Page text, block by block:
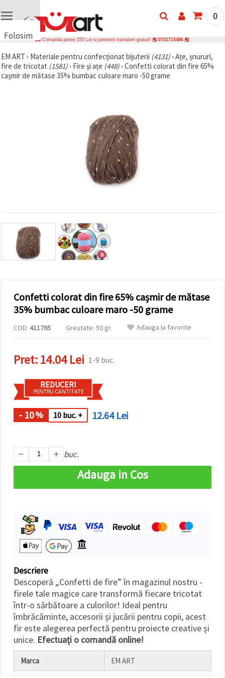
Folosim
uri
🍪 Folosim
cookie-uri
afișa
conținut și
reclame
relevante,
analiză și
acord să
utilizați
toate
urile făcând
clic pe
toate!" Sau
să vă
indicați
selectând
făcând clic
pe butonul
"Salvați"
Setări
0
Comanda peste 250 Lei si primesti transport gratuit! 0731715486
EM ART › Materiale pentru confecționat bijuterii (4131)› Ațe, șnururi,
fire de tricotat (1581)› Fire și ațe (448)› Confetti colorat din fire 65%
cașmir de mătase 35% bumbac culoare maro -50 grame
Confetti colorat din fire 65% cașmir de mătase
35% bumbac culoare maro -50 grame
COD: 411765 Greutate: 50 gr. Adauga la favorite
Pret:14.04 Lei 1-9 buc.
REDUCERI
PENTRU CANTITATE
- 10% 10 buc. + 12.64 Lei
buc.
Adauga in Cos
Descriere
Descoperă „Confetti de fire” în magazinul nostru -
firele tale magice care transformă fiecare tricotat
într-o sărbătoare a culorilor! Ideal pentru
îmbrăcăminte, accesorii și jucării pentru copii, acest
fir este alegerea perfectă pentru proiecte creative și
unice. Efectuați o comandă online!
Marca EM ART